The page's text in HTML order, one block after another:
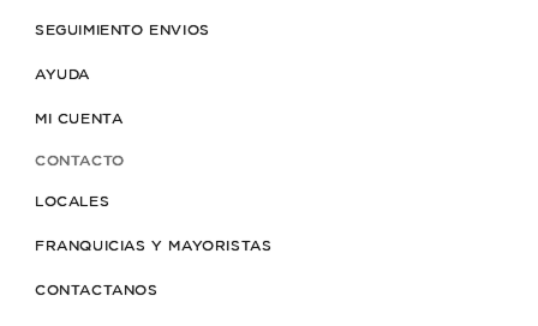
SEGUIMIENTO ENVIOS
AYUDA
MI CUENTA
CONTACTO
LOCALES
FRANQUICIAS Y MAYORISTAS
CONTACTANOS